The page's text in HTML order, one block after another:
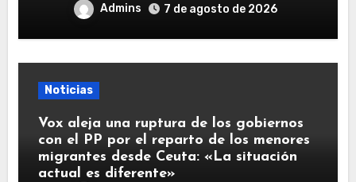
Admins 7 de agosto de 2026
Noticias
Vox aleja una ruptura de los gobiernos
con el PP por el reparto de los menores
migrantes desde Ceuta: «La situación
actual es diferente»